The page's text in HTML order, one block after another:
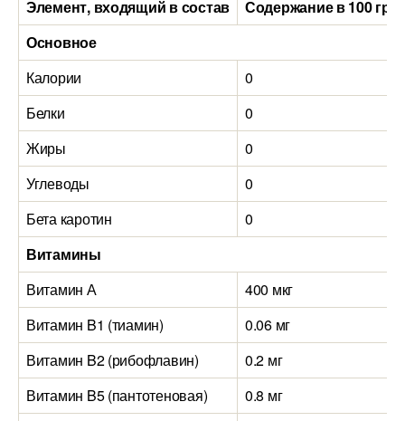
Элемент, входящий в состав
Содержание в 100
Основное
Калории
0
Белки
0
Жиры
0
Углеводы
0
Бета каротин
0
Витамины
Витамин А
400 мкг
Витамин B1 (тиамин)
0.06 мг
Витамин B2 (рибофлавин)
0.2 мг
Витамин B5 (пантотеновая)
0.8 мг